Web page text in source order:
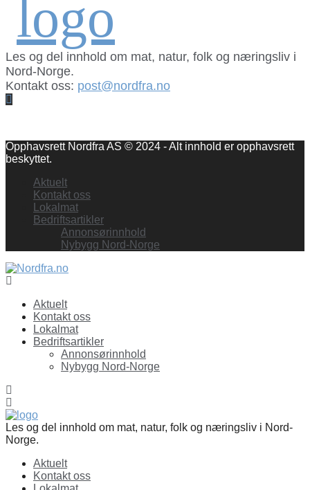
Les og del innhold om mat, natur, folk og næringsliv i
Nord-Norge.
Kontakt oss: post@nordfra.no
Opphavsrett Nordfra AS © 2024 - Alt innhold er opphavsrett
beskyttet.
Aktuelt
Kontakt oss
Lokalmat
Bedriftsartikler
Annonsørinnhold
Nybygg Nord-Norge
Aktuelt
Kontakt oss
Lokalmat
Bedriftsartikler
Annonsørinnhold
Nybygg Nord-Norge
Les og del innhold om mat, natur, folk og næringsliv i Nord-
Norge.
Aktuelt
Kontakt oss